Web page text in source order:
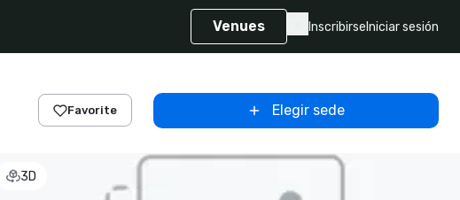
Venues Inscribirse Iniciar sesión
Favorite Elegir sede
3D